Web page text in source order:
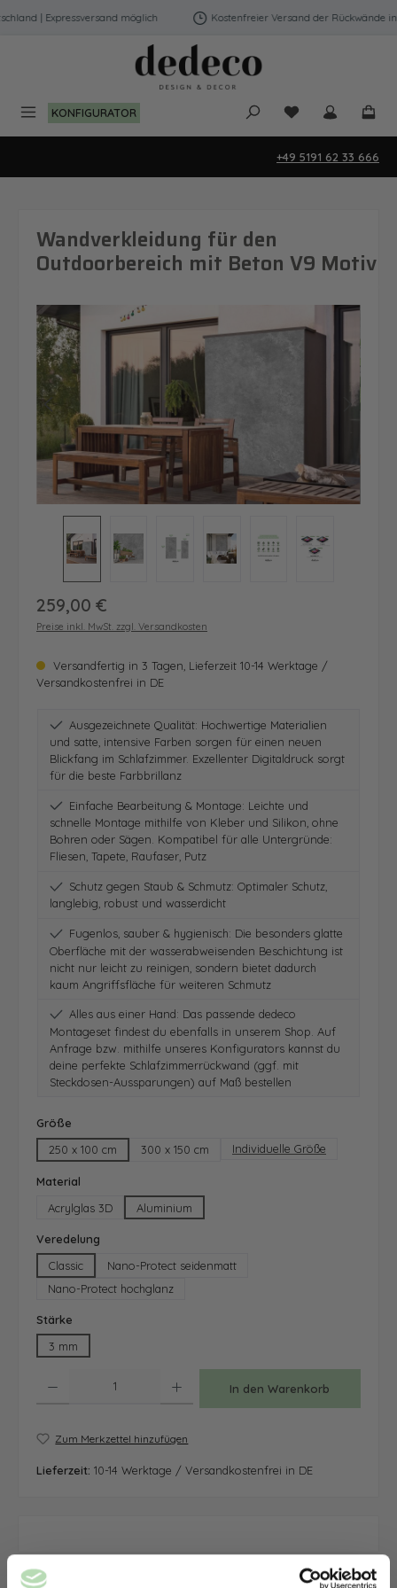
Zum Hauptinhalt springen
| Expressversand möglich Kostenfreier Versand der Rückwände in
KONFIGURATOR Du hast 0
+49 5191 62 33 666
Wandverkleidung für den
Outdoorbereich mit Beton V9 Motiv
Bildergalerie überspringen
Regulärer Preis:
259,00 €
Preise inkl. MwSt. zzgl. Versandkosten
Versandfertig in 3 Tagen, Lieferzeit 10-14 Werktage /
Versandkostenfrei in DE
Ausgezeichnete Qualität: Hochwertige Materialien
und satte, intensive Farben sorgen für einen neuen
Blickfang im Schlafzimmer. Exzellenter Digitaldruck sorgt
für die beste Farbbrillanz
Einfache Bearbeitung & Montage: Leichte und
schnelle Montage mithilfe von Kleber und Silikon, ohne
Bohren oder Sägen. Kompatibel für alle Untergründe:
Fliesen, Tapete, Raufaser, Putz
Schutz gegen Staub & Schmutz: Optimaler Schutz,
langlebig, robust und wasserdicht
Fugenlos, sauber & hygienisch: Die besonders glatte
Oberfläche mit der wasserabweisenden Beschichtung ist
nicht nur leicht zu reinigen, sondern bietet dadurch
kaum Angriffsfläche für weiteren Schmutz
Alles aus einer Hand: Das passende dedeco
Montageset findest du ebenfalls in unserem Shop. Auf
Anfrage bzw. mithilfe unseres Konfigurators kannst du
deine perfekte Schlafzimmerrückwand (ggf. mit
Steckdosen-Aussparungen) auf Maß bestellen
Größe
250 x 100 cm
300 x 150 cm Individuelle Größe
Material
Acrylglas 3D
Aluminium
Veredelung
Classic
Nano-Protect seidenmatt
Nano-Protect hochglanz
Stärke
3 mm
In den Warenkorb
Zum Merkzettel hinzufügen
Lieferzeit: 10-14 Werktage / Versandkostenfrei in DE